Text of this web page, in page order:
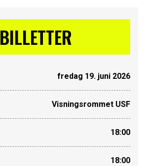
BILLETTER
fredag 19. juni 2026
Visningsrommet USF
18:00
18:00